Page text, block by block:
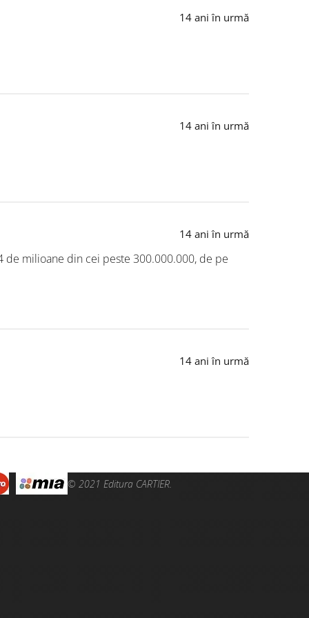
14 ani în urmă
14 ani în urmă
14 ani în urmă
de milioane din cei peste 300.000.000, de pe
14 ani în urmă
© 2021 Editura CARTIER.